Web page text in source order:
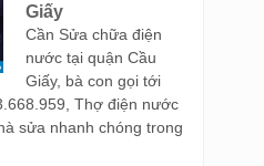
Giấy
Cần Sửa chữa điện
nước tại quận Cầu
Giấy, bà con gọi tới
Thợ điện nước
sửa nhanh chóng trong